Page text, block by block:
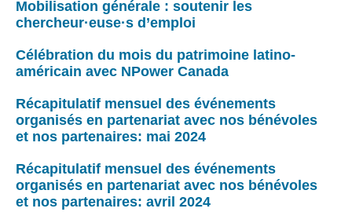
Mobilisation générale : soutenir les
chercheur·euse·s d’emploi
Célébration du mois du patrimoine latino-
américain avec NPower Canada
Récapitulatif mensuel des événements
organisés en partenariat avec nos bénévoles
et nos partenaires: mai 2024
Récapitulatif mensuel des événements
organisés en partenariat avec nos bénévoles
et nos partenaires: avril 2024